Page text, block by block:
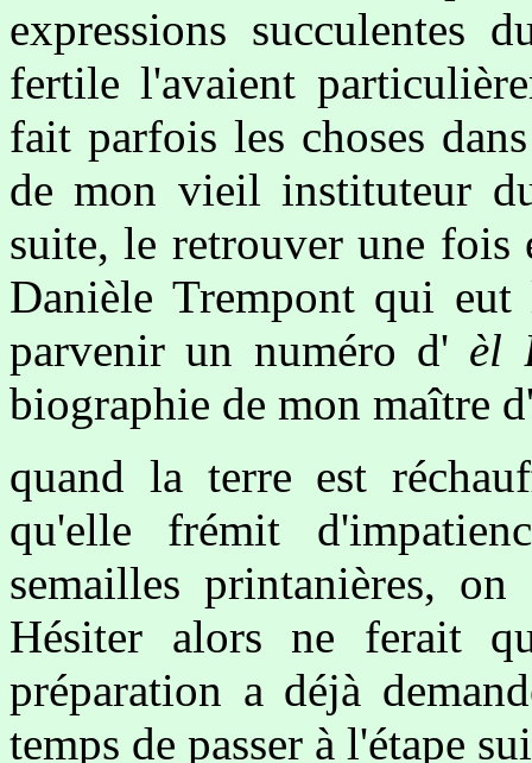
expressions succulentes
fertile l'avaient
fait parfois les choses
de mon vieil instituteur
suite, le retrouver une fois
Danièle Trempont qui
parvenir un numéro d' èl
biographie de mon maître
quand la terre est
qu'elle frémit
semailles printanières,
Hésiter alors ne ferait
préparation a déjà
temps de passer à l'étape